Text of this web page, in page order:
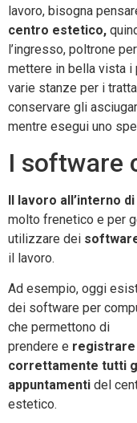
lavoro, bisogna
centro estetico,
l’ingresso, poltrone
mettere in bella vista i
varie stanze per i
conservare gli
mentre esegui uno
I software
Il lavoro all’interno
molto frenetico e per
utilizzare dei
il lavoro.
Ad esempio, oggi
dei software per
che permettono di
prendere e registrare
correttamente tutti
appuntamenti del
estetico.